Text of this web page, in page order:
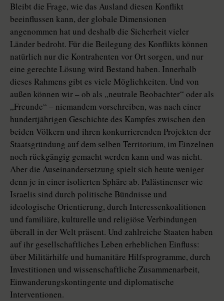
Bleibt die Frage, wie das Ausland diesen Konflikt
beeinflussen kann, der globale Dimensionen
angenommen hat und deshalb die Sicherheit vieler
Länder bedroht. Für die Beilegung des Konflikts können
natürlich nur die Kontrahenten vor Ort sorgen, und nur
eine gerechte Lösung wird Bestand haben. Innerhalb
dieses Rahmens gibt es viele Möglichkeiten. Und von
außen können wir – ob als „neutrale Beobachter“ oder als
„Freunde“ – niemandem vorschreiben, was nach einer
hundertjährigen Geschichte des Kampfes zwischen den
beiden Völkern und ihren konkurrierenden Projekten der
Staatsgründung auf dem selben Territorium, im Einzelnen
noch rückgängig gemacht werden kann und was nicht.
Aber die Auseinandersetzung spielt sich heute weniger
denn je in einer isolierten Sphäre ab. Palästinenser wie
Israelis sind durch politische Bündnisse und
ideologische Orientierung, durch Interessenkoalitionen
und familiäre, kulturelle und religiöse Verbindungen
überall in der Welt präsent. Und zahlreiche Staaten haben
auf ihr gesellschaftliches Leben erheblichen Einfluss:
über Militärhilfe und humanitäre Hilfsprogramme, durch
Investitionen und wissenschaftliche Zusammenarbeit,
Einwanderungskontingente und diplomatische
Interventionen.